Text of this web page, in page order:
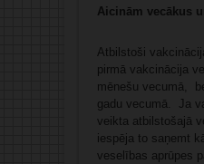
Aicinām vecākus
Atbilstoši
pirmā vakcinācija
mēnešu vecumā,
gadu vecumā. Ja
veikta atbilstošajā
iespēja to saņemt
veselības aprūpes